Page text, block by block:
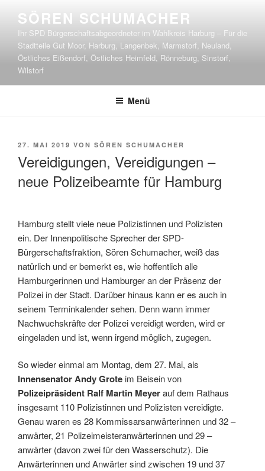
Inhalt
springen
SÖREN SCHUMACHER
Ihr SPD Bürgerschaftsabgeordneter im Wahlkreis Harburg – Für die
Stadtteile Gut Moor, Harburg, Langenbek, Marmstorf, Neuland,
Östliches Eißendorf, Östliches Heimfeld, Rönneburg, Sinstorf,
Wilstorf
Menü
VERÖFFENTLICHT
27. MAI 2019 VON SÖREN SCHUMACHER
Vereidigungen, Vereidigungen –
neue Polizeibeamte für Hamburg
Hamburg stellt viele neue Polizistinnen und Polizisten
ein. Der Innenpolitische Sprecher der SPD-
Bürgerschaftsfraktion, Sören Schumacher, weiß das
natürlich und er bemerkt es, wie hoffentlich alle
Hamburgerinnen und Hamburger an der Präsenz der
Polizei in der Stadt. Darüber hinaus kann er es auch in
seinem Terminkalender sehen. Denn wann immer
Nachwuchskräfte der Polizei vereidigt werden, wird er
eingeladen und ist, wenn irgend möglich, zugegen.
So wieder einmal am Montag, dem 27. Mai, als
Innensenator Andy Grote im Beisein von
Polizeipräsident Ralf Martin Meyerauf dem Rathaus
insgesamt 110 Polizistinnen und Polizisten vereidigte.
Genau waren es 28 Kommissarsanwärterinnen und 32 –
anwärter, 21 Polizeimeisteranwärterinnen und 29 –
anwärter (davon zwei für den Wasserschutz). Die
Anwärterinnen und Anwärter sind zwischen 19 und 37